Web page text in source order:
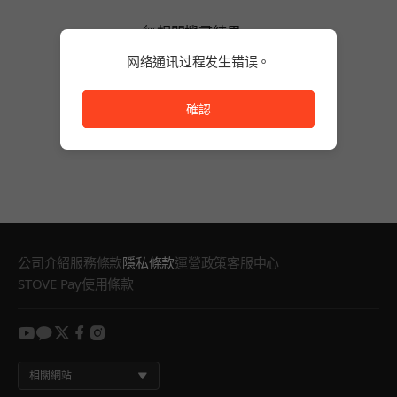
無相關搜尋結果。
請減少關鍵字的字數，或變更搜尋條件。
公司介紹服務條款隱私條款運營政策客服中心
STOVE Pay使用條款
youtube
kakao
twitter
facebook
instagram
相關網站
网络通讯过程发生错误。
確認